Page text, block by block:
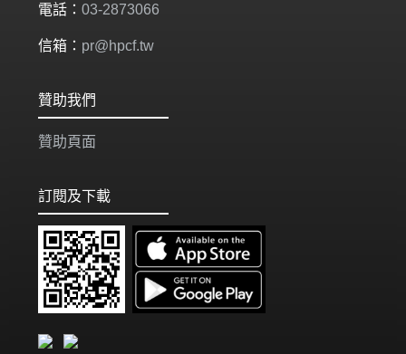
電話： 03-2873066
信箱： pr@hpcf.tw
贊助我們
贊助頁面
訂閱及下載